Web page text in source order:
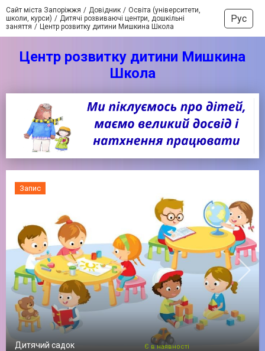
Сайт міста Запоріжжя Довідник
Освіта (університети,
школи, курси)
Дитячі розвиваючі центри, дошкільні
заняття
Центр розвитку дитини Мишкина Школа
Рус
Центр розвитку дитини Мишкина
Школа
Запис
Дитячий садок Є в наявності